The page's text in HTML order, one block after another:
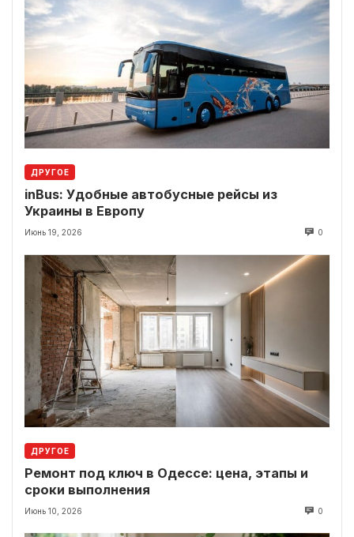
ДРУГОЕ
inBus: Удобные автобусные рейсы из
Украины в Европу
Июнь 19, 2026 0
ДРУГОЕ
Ремонт под ключ в Одессе: цена, этапы и
сроки выполнения
Июнь 10, 2026 0